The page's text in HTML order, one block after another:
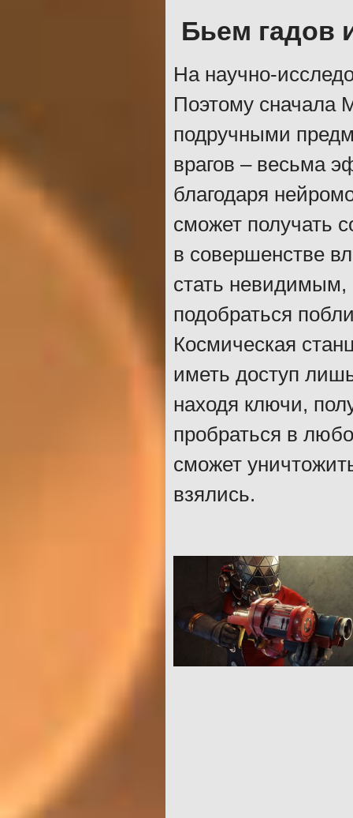
Бьем гадов
На научно-
Поэтому сначала
подручными
врагов – весьма
благодаря
сможет получать
в совершенстве
стать невидимым,
подобраться
Космическая
иметь доступ
находя ключи,
пробраться в
сможет
взялись.